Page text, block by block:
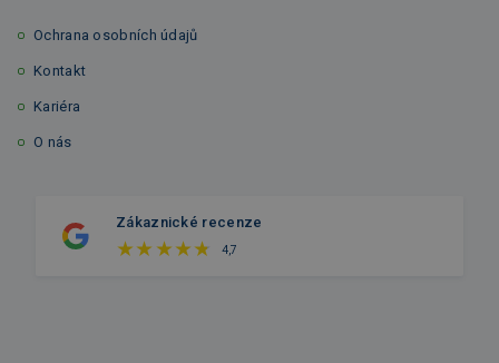
Ochrana osobních údajů
Kontakt
Kariéra
O nás
Zákaznické recenze
4,7